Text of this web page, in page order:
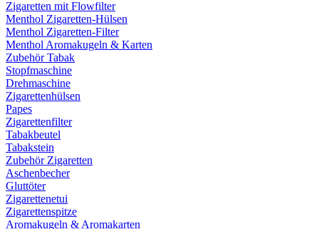
Zigaretten mit Flowfilter
Menthol Zigaretten-Hülsen
Menthol Zigaretten-Filter
Menthol Aromakugeln & Karten
Zubehör Tabak
Stopfmaschine
Drehmaschine
Zigarettenhülsen
Papes
Zigarettenfilter
Tabakbeutel
Tabakstein
Zubehör Zigaretten
Aschenbecher
Gluttöter
Zigarettenetui
Zigarettenspitze
Aromakugeln & Aromakarten